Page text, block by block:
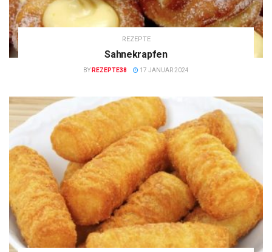
REZEPTE
Sahnekrapfen
BY REZEPTE38 17 JANUAR 2024